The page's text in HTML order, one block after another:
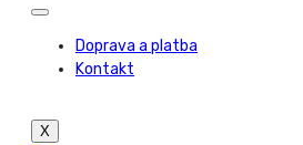
Doprava a platba
Kontakt
X